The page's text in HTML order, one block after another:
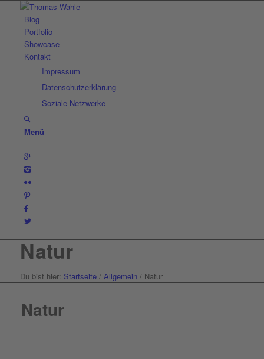
Blog
Portfolio
Showcase
Kontakt
Impressum
Datenschutzerklärung
Soziale Netzwerke
Menü
Natur
Du bist hier: Startseite / Allgemein / Natur
Natur